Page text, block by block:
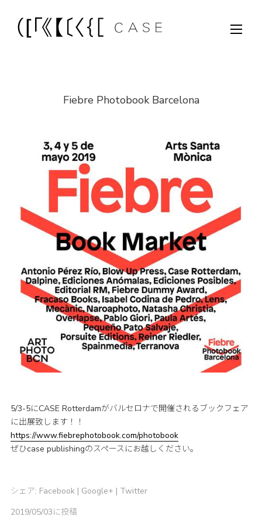
Fiebre Photobook Barcelona
5/3-5にCASE Rotterdamがバルセロナで開催されるブックフェア
に出展致します！！
https://www.fiebrephotobook.com/photobook
ぜひcase publishingのスペースにお越しください。
シェア: Facebook| Google+ | Twitter
2019/05/03に投稿